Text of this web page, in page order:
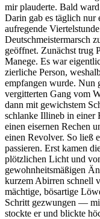
mir plauderte. Bald
Darin gab es täglich nur
aufregende
Deutschmeistermarsch
geöffnet. Zunächst trug
Manege. Es war
zierliche Person,
empfangen wurde. Nun
vergitterten Gang vom
dann mit gewichstem
schlanke Illineb in einer
einen eisernen Rechen
einen Revolver. So ließ
passieren. Erst kamen
plötzlichen Licht und
gewohnheitsmäßigen
kurzem Abirren schnell
mächtige, bösartige
Schritt gezwungen —
stockte er und blickte